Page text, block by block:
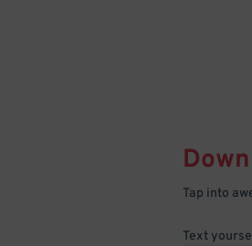
Tap into
Text